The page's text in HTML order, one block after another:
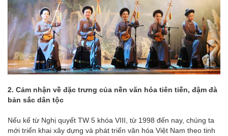
2. Cảm nhận về đặc trưng của nền văn hóa tiên tiến, đậm đà
bản sắc dân tộc
Nếu kể từ Nghị quyết TW 5 khóa VIII, từ 1998 đến nay, chúng ta
mới triển khai xây dựng và phát triển văn hóa Việt Nam theo tinh